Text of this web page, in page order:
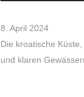
8. April 2024
Die kroatische
und klaren